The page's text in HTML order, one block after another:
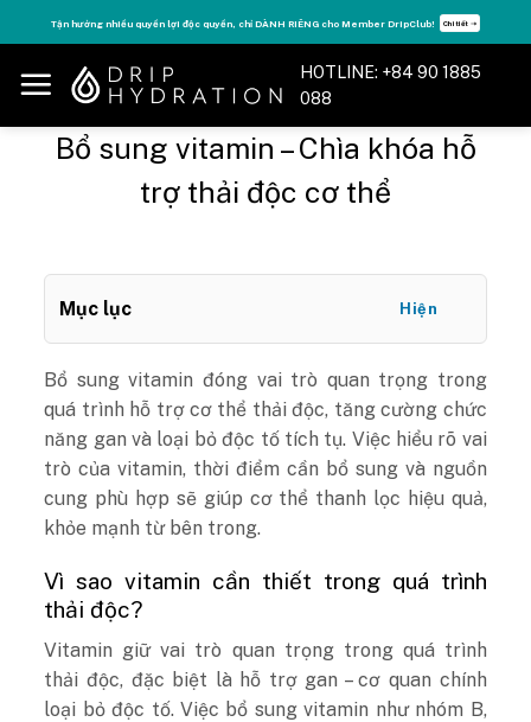
to
content
DripClub! Chi tiết ➝ Tăng năng lượng - sống đỉnh cao với thẻ Vitamin Drip
HOTLINE: +84 90 1885
088
Bổ sung vitamin – Chìa khóa hỗ
trợ thải độc cơ thể
Mục lục Hiện
Bổ sung vitamin đóng vai trò quan trọng trong
quá trình hỗ trợ cơ thể thải độc, tăng cường chức
năng gan và loại bỏ độc tố tích tụ. Việc hiểu rõ vai
trò của vitamin, thời điểm cần bổ sung và nguồn
cung phù hợp sẽ giúp cơ thể thanh lọc hiệu quả,
khỏe mạnh từ bên trong.
Vì sao vitamin cần thiết trong quá trình
thải độc?
Vitamin giữ vai trò quan trọng trong quá trình
thải độc, đặc biệt là hỗ trợ gan – cơ quan chính
loại bỏ độc tố. Việc bổ sung vitamin như nhóm B,